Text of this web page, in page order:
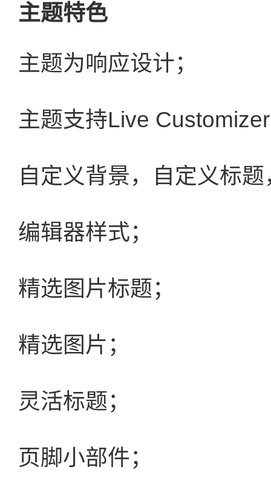
主题特色
主题为响应设计；
主题支持Live
自定义背景，自定义标
编辑器样式；
精选图片标题；
精选图片；
灵活标题；
页脚小部件；